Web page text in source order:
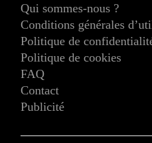
Qui sommes-nous ?
Conditions générales
Politique de
Politique de cookies
FAQ
Contact
Publicité